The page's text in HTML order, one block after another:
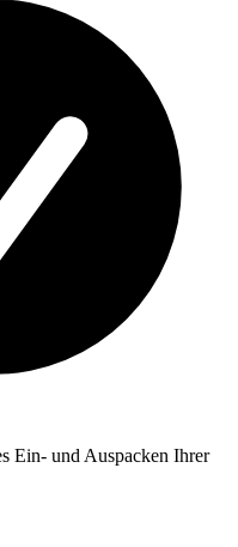
Ein- und Auspacken Ihrer